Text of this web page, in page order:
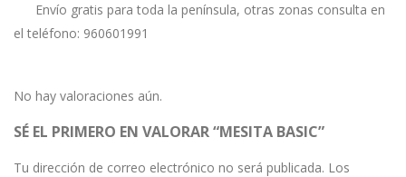
Envío gratis para toda la península, otras zonas consulta en
el teléfono: 960601991
No hay valoraciones aún.
SÉ EL PRIMERO EN VALORAR “MESITA BASIC”
Tu dirección de correo electrónico no será publicada. Los